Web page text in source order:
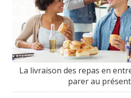
La livraison des repas en
parer au